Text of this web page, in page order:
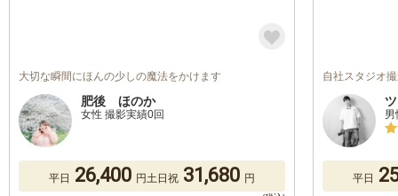
大切な瞬間にほんの少しの魔法をかけます
肥後 ほのか
女性 撮影実績0回
平日 26,400 円土日祝 31,680 円
自社スタジオ
平日